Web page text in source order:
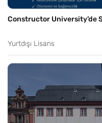
Constructor University’de
Yurtdışı Lisans